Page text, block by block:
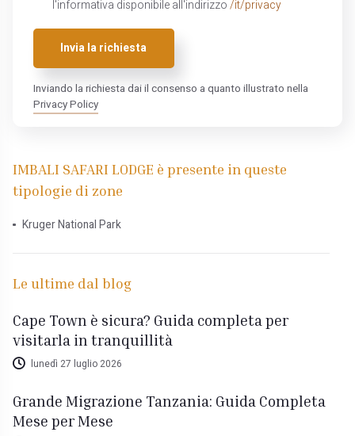
l'informativa disponibile all'indirizzo /it/privacy
Invia la richiesta
Inviando la richiesta dai il consenso a quanto illustrato nella
Privacy Policy
IMBALI SAFARI LODGE è presente in queste
tipologie di zone
Kruger National Park
Le ultime dal blog
Cape Town è sicura? Guida completa per
visitarla in tranquillità
lunedì 27 luglio 2026
Grande Migrazione Tanzania: Guida Completa
Mese per Mese